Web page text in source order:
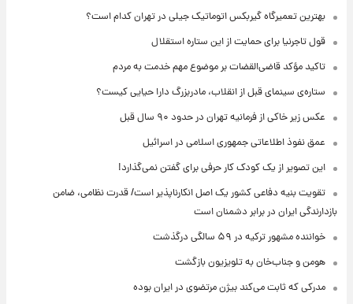
بهترین تعمیرگاه گیربکس اتوماتیک جیلی در تهران کدام است؟
قول تاجرنیا برای حمایت از این ستاره استقلال
تاکید مؤکد قاضی‌القضات بر موضوع مهم خدمت به مردم
ستاره‌ی سینمای قبل از انقلاب، مادربزرگ دارا حیایی کیست؟
عکس زیر خاکی از فرمانیه تهران در حدود ۹۰ سال قبل
عمق نفوذ اطلاعاتی جمهوری اسلامی در اسرائیل
این تصویر از یک کودک کار حرفی برای گفتن نمی‌گذارد!
تقویت بنیه دفاعی کشور یک اصل انکارناپذیر است/ قدرت نظامی، ضامن
بازدارندگی ایران در برابر دشمنان است
خواننده مشهور ترکیه در ۵۹ سالگی درگذشت
هومن و جناب‌خان به تلویزیون بازگشت
مدرکی که ثابت می‌کند بیژن مرتضوی در ایران بوده